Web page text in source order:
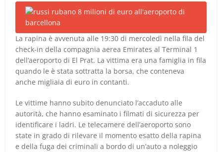
La rapina è avvenuta alle 19:30 di mercoledì nella fila del
check-in della compagnia aerea Emirates al Terminal 1
dell’aeroporto di El Prat. La vittima era una famiglia in fila
quando le è stata sottratta la borsa, che conteneva
anche migliaia di euro in contanti.
Le vittime hanno subito denunciato l’accaduto alle
autorità, che hanno esaminato i filmati di sicurezza per
identificare i ladri. Le telecamere dell’aeroporto sono
state in grado di rilevare il momento esatto della rapina
e della fuga dei criminali a bordo di un’auto a noleggio